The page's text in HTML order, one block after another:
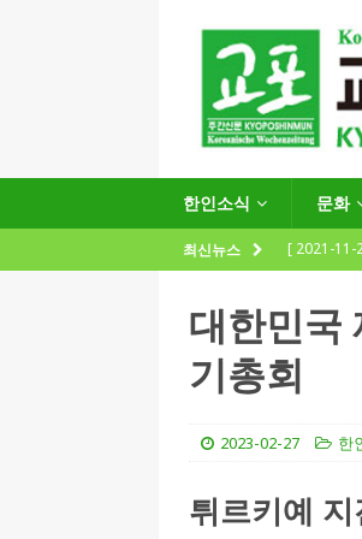
한인소식 문화
최신뉴스 [ 2021-11-
[ 2021-09-
제57회 정
(12.14일
[ 2026-
대한민국
기총회
2023-02-27 한
튀르키예